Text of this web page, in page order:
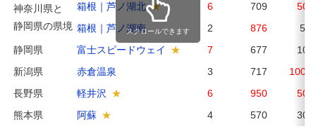
神奈川県と
静岡県の県境
箱根｜芦ノ湖北 6 709
50
箱根｜芦ノ湖南
2 876
5
静岡県
富士スピードウェイ 7 677
10
新潟県
赤倉温泉 3 717
100超
長野県
軽井沢 6 950
50
熊本県
阿蘇 4 570 30
スクロールできます